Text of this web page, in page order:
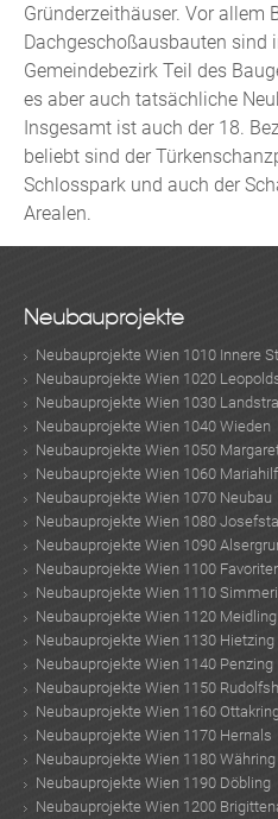
Gründerzeithäuser. Vor allem
Dachgeschoßausbauten sind
Gemeindebezirk Teil des
es aber auch tatsächliche
Insgesamt ist auch der 18.
beliebt sind der
Schlosspark und auch der
Arealen.
Neubauprojekte
Neubauprojekte Wien 1010 Innere
Neubauprojekte Wien 1020
Neubauprojekte Wien 1030
Neubauprojekte Wien 1040 Wieden
Neubauprojekte Wien 1050
Neubauprojekte Wien 1060 Mariahilf
Neubauprojekte Wien 1070 Neubau
Neubauprojekte Wien 1080
Neubauprojekte Wien 1090
Neubauprojekte Wien 1100
Neubauprojekte Wien 1110
Neubauprojekte Wien 1120 Meidling
Neubauprojekte Wien 1130 Hietzing
Neubauprojekte Wien 1140 Penzing
Neubauprojekte Wien 1150
Neubauprojekte Wien 1160
Neubauprojekte Wien 1170 Hernals
Neubauprojekte Wien 1180 Währing
Neubauprojekte Wien 1190 Döbling
Neubauprojekte Wien 1200